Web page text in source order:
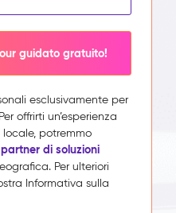
guidato gratuito!
esclusivamente per
offrirti un’esperienza
potremmo
partner di soluzioni
Per ulteriori
Informativa sulla